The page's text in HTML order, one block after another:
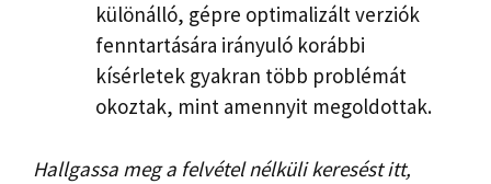
különálló, gépre optimalizált verziók
fenntartására irányuló korábbi
kísérletek gyakran több problémát
okoztak, mint amennyit megoldottak.
Hallgassa meg a felvétel nélküli keresést itt,